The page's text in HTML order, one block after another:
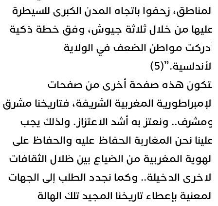
زحفوا باتجاه المدن الكبرى للسيطرة
من خلال ثلاثة جيوش، وفق خطة ذكية
مواطن الضعف في الولاية
هذه صفحة أخرى من صفحات
المغربية الشريفة، فتاريخنا مشرق
ونعتز به أشد الاعتزاز. ولذلك يجب
نحن المغاربة الحفاظ عليه والحفاظ على
المغربية من الضياع بين ظلال الثقافات
الدخيلة.. وكما نجدد الطلب إلى الجهات
بإعطاء تاريخنا المجيد تلك الهالة